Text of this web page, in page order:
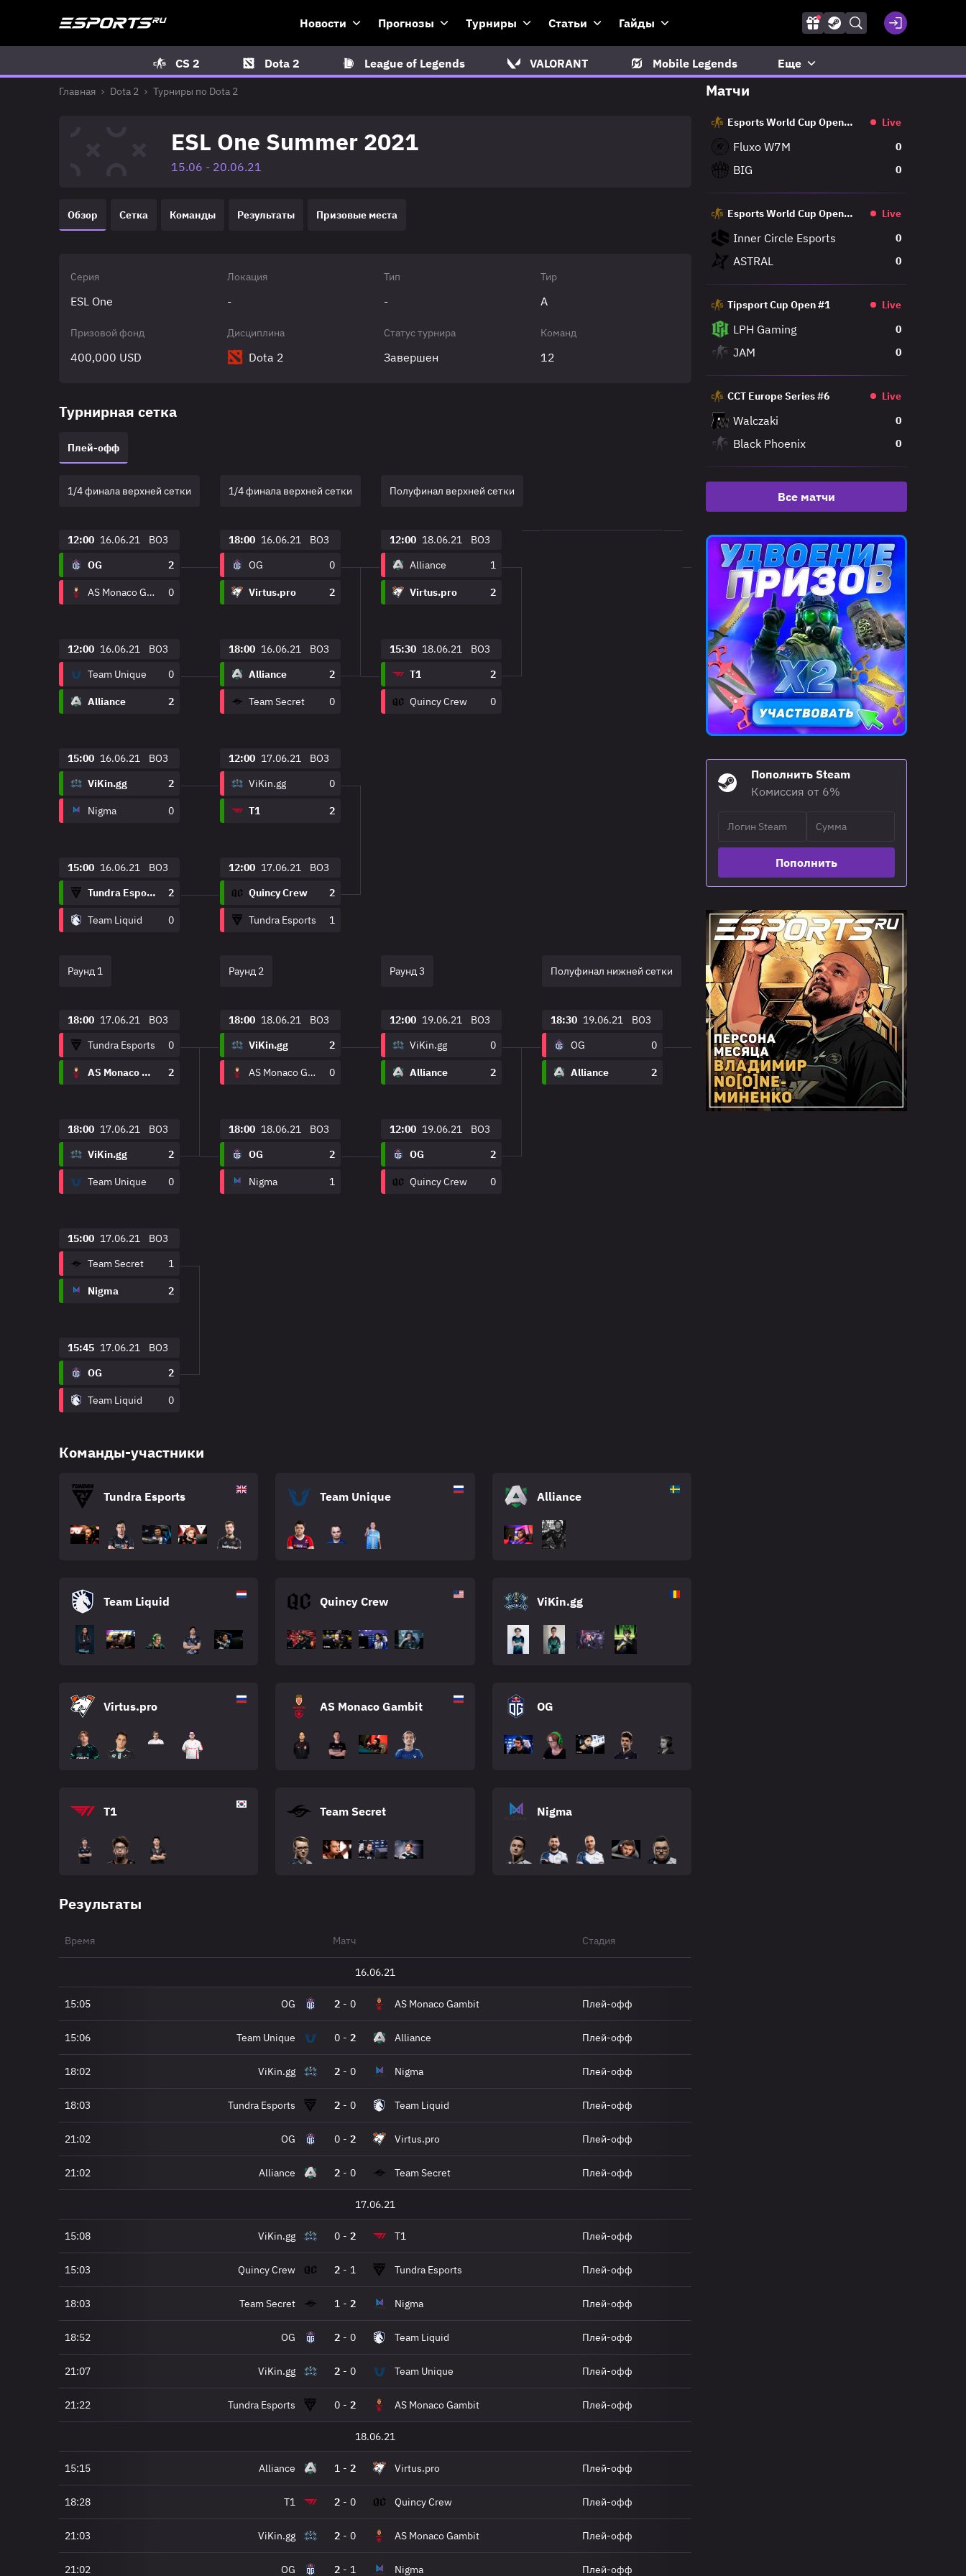
Новости Прогнозы Турниры Статьи Гайды
CS 2 Dota 2 League of Legends VALORANT Mobile Legends Еще
Главная Dota 2 Турниры по Dota 2
ESL One Summer 2021
15.06 - 20.06.21
Обзор Сетка Команды Результаты Призовые места
Серия
ESL One
Локация
-
Тип
-
Тир
A
Призовой фонд
400,000 USD
Дисциплина
Dota 2
Статус турнира
Завершен
Команд
12
Турнирная сетка
Плей-офф
1/4 финала верхней сетки
12:00 16.06.21
BO3
OG
2
AS Monaco Gambit 0
12:00 16.06.21
BO3
Team Unique
0
Alliance 2
15:00 16.06.21
BO3
ViKin.gg
2
Nigma 0
15:00 16.06.21
BO3
Tundra Esports
2
Team Liquid 0
1/4 финала верхней сетки
18:00 16.06.21
BO3
OG
0
Virtus.pro 2
18:00 16.06.21
BO3
Alliance
2
Team Secret 0
12:00 17.06.21
BO3
ViKin.gg
0
T1 2
12:00 17.06.21
BO3
Quincy Crew
2
Tundra Esports 1
Полуфинал верхней сетки
12:00 18.06.21
BO3
Alliance
1
Virtus.pro 2
15:30 18.06.21
BO3
T1
2
Quincy Crew 0
Финал верхней сетки
15:00 19.06.21
BO3
T1
1
Virtus.pro 2
Раунд 1
18:00 17.06.21
BO3
Tundra Esports
0
AS Monaco Gambit 2
18:00 17.06.21
BO3
ViKin.gg
2
Team Unique 0
15:00 17.06.21
BO3
Team Secret
1
Nigma 2
15:45 17.06.21
BO3
OG
2
Team Liquid 0
Раунд 2
18:00 18.06.21
BO3
ViKin.gg
2
AS Monaco Gambit 0
18:00 18.06.21
BO3
OG
2
Nigma 1
Раунд 3
12:00 19.06.21
BO3
ViKin.gg
0
Alliance 2
12:00 19.06.21
BO3
OG
2
Quincy Crew 0
Полуфинал нижней сетки
18:30 19.06.21
BO3
OG
0
Alliance 2
Финал нижней сетки
12:00 20.06.21
BO3
Alliance
0
T1
15:00 20.06.21
Virtus.pro
T1
Команды-участники
Tundra Esports Team Unique Alliance
Team Liquid Quincy Crew ViKin.gg
Virtus.pro AS Monaco Gambit OG
T1 Team Secret Nigma
Результаты
Время Матч Стадия
16.06.21
15:05 OG 2 - 0 AS Monaco Gambit Плей-офф
15:06 Team Unique 0 - 2 Alliance Плей-офф
18:02 ViKin.gg 2 - 0 Nigma Плей-офф
18:03 Tundra Esports 2 - 0 Team Liquid Плей-офф
21:02 OG 0 - 2 Virtus.pro Плей-офф
21:02 Alliance 2 - 0 Team Secret Плей-офф
17.06.21
15:08 ViKin.gg 0 - 2 T1 Плей-офф
15:03 Quincy Crew 2 - 1 Tundra Esports Плей-офф
18:03 Team Secret 1 - 2 Nigma Плей-офф
18:52 OG 2 - 0 Team Liquid Плей-офф
21:07 ViKin.gg 2 - 0 Team Unique Плей-офф
21:22 Tundra Esports 0 - 2 AS Monaco Gambit Плей-офф
18.06.21
15:15 Alliance 1 - 2 Virtus.pro Плей-офф
18:28 T1 2 - 0 Quincy Crew Плей-офф
21:03 ViKin.gg 2 - 0 AS Monaco Gambit Плей-офф
21:02 OG 2 - 1 Nigma Плей-офф
Матчи
Esports World Cup Open
Live
Fluxo W7M 0
BIG 0
Esports World Cup Open
Live
Inner Circle Esports 0
ASTRAL 0
Tipsport Cup Open #1 Live
LPH Gaming 0
JAM 0
CCT Europe Series #6 Live
Walczaki 0
Black Phoenix 0
Все матчи
Пополнить Steam
Комиссия от 6%
Пополнить